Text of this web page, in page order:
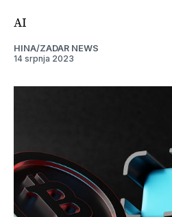
AI
HINA/ZADAR NEWS
14 srpnja 2023